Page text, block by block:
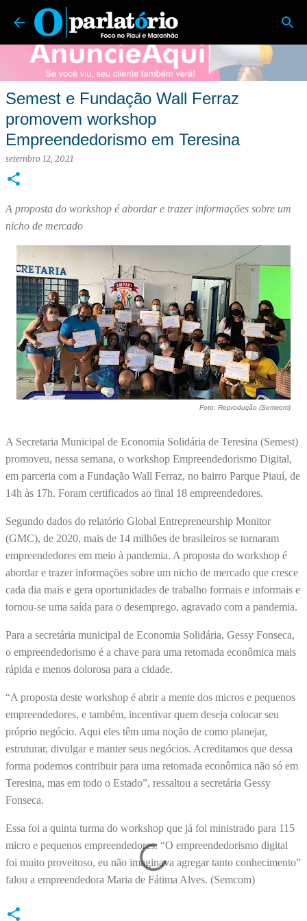
Pular para o conteúdo principal
O Parlatório | Foco no Piauí e Maranhão
Semest e Fundação Wall Ferraz
promovem workshop
Empreendedorismo em Teresina
setembro 12, 2021
A proposta do workshop é abordar e trazer informações sobre um
nicho de mercado
Foto: Reprodução (Semcom)
A Secretaria Municipal de Economia Solidária de Teresina (Semest)
promoveu, nessa semana, o workshop Empreendedorismo Digital,
em parceria com a Fundação Wall Ferraz, no bairro Parque Piauí, de
14h às 17h. Foram certificados ao final 18 empreendedores.
Segundo dados do relatório Global Entrepreneurship Monitor
(GMC), de 2020, mais de 14 milhões de brasileiros se tornaram
empreendedores em meio à pandemia. A proposta do workshop é
abordar e trazer informações sobre um nicho de mercado que cresce
cada dia mais e gera oportunidades de trabalho formais e informais e
tornou-se uma saída para o desemprego, agravado com a pandemia.
Para a secretária municipal de Economia Solidária, Gessy Fonseca,
o empreendedorismo é a chave para uma retomada econômica mais
rápida e menos dolorosa para a cidade.
“A proposta deste workshop é abrir a mente dos micros e pequenos
empreendedores, e também, incentivar quem deseja colocar seu
próprio negócio. Aqui eles têm uma noção de como planejar,
estruturar, divulgar e manter seus negócios. Acreditamos que dessa
forma podemos contribuir para uma retomada econômica não só em
Teresina, mas em todo o Estado”, ressaltou a secretária Gessy
Fonseca.
Essa foi a quinta turma do workshop que já foi ministrado para 115
micro e pequenos empreendedores. “O empreendedorismo digital
foi muito proveitoso, eu não imaginava agregar tanto conhecimento”
falou a empreendedora Maria de Fátima Alves. (Semcom)